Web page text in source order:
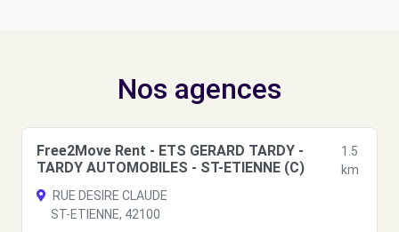
Nos agences
Free2Move Rent - ETS GERARD TARDY -
TARDY AUTOMOBILES - ST-ETIENNE (C)
1.5
km
RUE DESIRE CLAUDE
ST-ETIENNE, 42100